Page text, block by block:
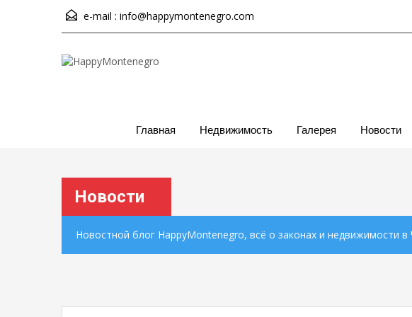
e-mail : info@happymontenegro.com
Главная Недвижимость Галерея Новости
Новости
Новостной блог HappyMontenegro, всё о законах и недвижимости в